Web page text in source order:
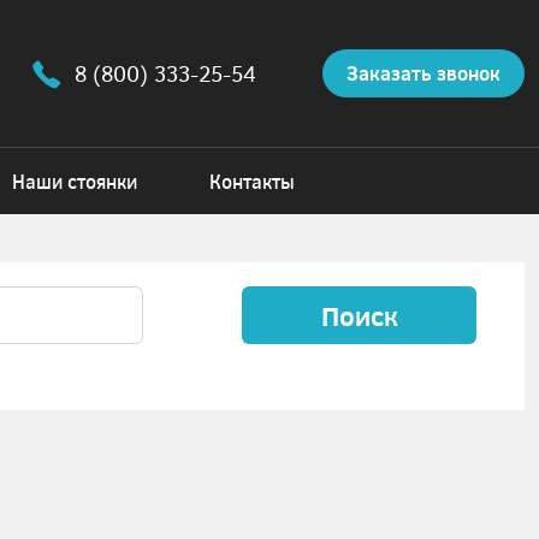
8 (800) 333-25-54 Заказать звонок
Наши стоянки Контакты
Поиск